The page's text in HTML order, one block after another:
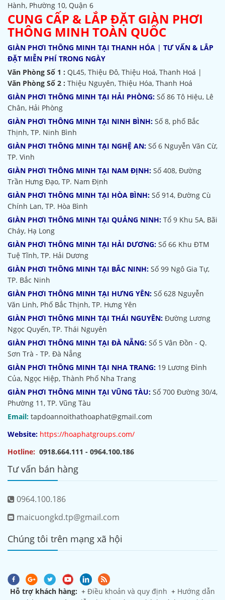
Hành, Phường 10, Quận 6
CUNG CẤP & LẮP ĐẶT GIÀN PHƠI
THÔNG MINH TOÀN QUỐC
GIÀN PHƠI THÔNG MINH TẠI THANH HÓA | TƯ VẤN & LẮP
ĐẶT MIỄN PHÍ TRONG NGÀY
Văn Phòng Số 1 : QL45, Thiệu Đô, Thiệu Hoá, Thanh Hoá |
Văn Phòng Số 2 : Thiệu Nguyên, Thiệu Hóa, Thanh Hoá
GIÀN PHƠI THÔNG MINH TẠI HẢI PHÒNG: Số 86 Tô Hiệu, Lê
Chân, Hải Phòng
GIÀN PHƠI THÔNG MINH TẠI NINH BÌNH: Số 8, phố Bắc
Thịnh, TP. Ninh Bình
GIÀN PHƠI THÔNG MINH TẠI NGHỆ AN: Số 6 Nguyễn Văn Cừ,
TP. Vinh
GIÀN PHƠI THÔNG MINH TẠI NAM ĐỊNH: Số 408, Đường
Trần Hưng Đạo, TP. Nam Định
GIÀN PHƠI THÔNG MINH TẠI HÒA BÌNH: Số 914, Đường Cù
Chính Lan, TP. Hòa Bình
GIÀN PHƠI THÔNG MINH TẠI QUẢNG NINH: Tổ 9 Khu 5A, Bãi
Cháy, Hạ Long
GIÀN PHƠI THÔNG MINH TẠI HẢI DƯƠNG: Số 66 Khu ĐTM
Tuệ Tĩnh, TP. Hải Dương
GIÀN PHƠI THÔNG MINH TẠI BẮC NINH: Số 99 Ngô Gia Tự,
TP. Bắc Ninh
GIÀN PHƠI THÔNG MINH TẠI HƯNG YÊN: Số 628 Nguyễn
Văn Linh, Phố Bắc Thịnh, TP. Hưng Yên
GIÀN PHƠI THÔNG MINH TẠI THÁI NGUYÊN: Đường Lương
Ngọc Quyến, TP. Thái Nguyên
GIÀN PHƠI THÔNG MINH TẠI ĐÀ NẴNG: Số 5 Vân Đồn - Q.
Sơn Trà - TP. Đà Nẵng
GIÀN PHƠI THÔNG MINH TẠI NHA TRANG: 19 Lương Đình
Của, Ngọc Hiệp, Thành Phố Nha Trang
GIÀN PHƠI THÔNG MINH TẠI VŨNG TÀU: Số 700 Đường 30/4,
Phường 11, TP. Vũng Tàu
Email: tapdoannoithathoaphat@gmail.com
Website: https://hoaphatgroups.com/
Hotline: 0918.664.111 - 0964.100.186
Tư vấn bán hàng
0964.100.186
maicuongkd.tp@gmail.com
Chúng tôi trên mạng xã hội
Hỗ trợ khách hàng: + Điều khoản và quy định + Hướng dẫn